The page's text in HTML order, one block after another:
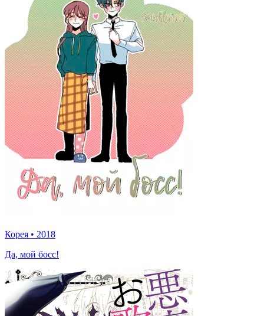
Корея • 2018
Да, мой босс!